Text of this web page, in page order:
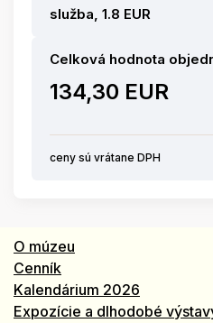
služba, 1.8 EUR
Celková hodnota
134,30 EUR
ceny sú vrátane DPH
O múzeu
Cenník
Kalendárium 2026
Expozície a dlhodobé